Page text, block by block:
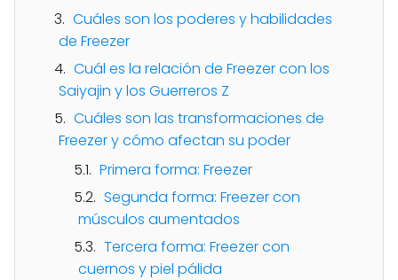
Cuáles son los poderes y habilidades
de Freezer
Cuál es la relación de Freezer con los
Saiyajin y los Guerreros Z
Cuáles son las transformaciones de
Freezer y cómo afectan su poder
Primera forma: Freezer
Segunda forma: Freezer con
músculos aumentados
Tercera forma: Freezer con
cuernos y piel pálida